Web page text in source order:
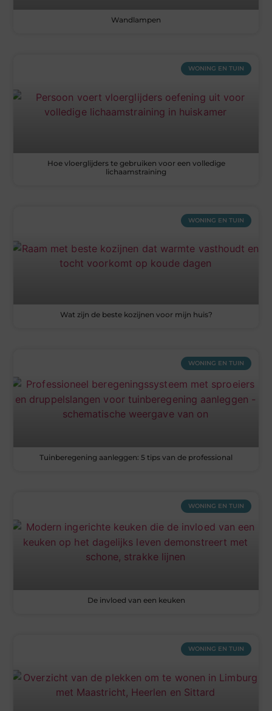
Wandlampen
WONING EN TUIN
Hoe vloerglijders te gebruiken voor een volledige
lichaamstraining
WONING EN TUIN
Wat zijn de beste kozijnen voor mijn huis?
WONING EN TUIN
Tuinberegening aanleggen: 5 tips van de professional
WONING EN TUIN
De invloed van een keuken
WONING EN TUIN